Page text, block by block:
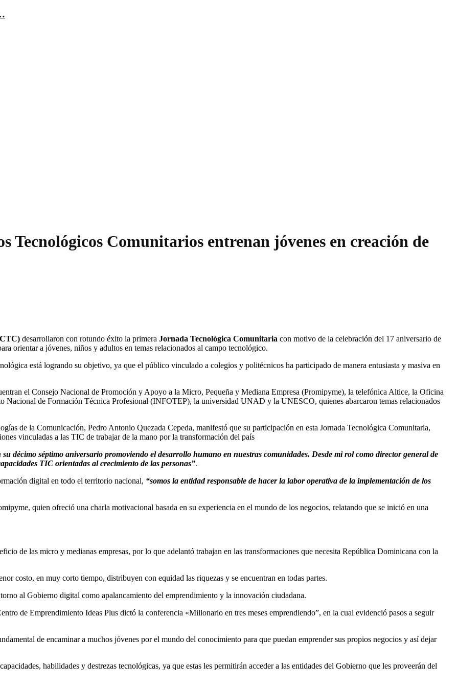
Tecnológicos Comunitarios entrenan jóvenes en creación de
desarrollaron con rotundo éxito la primera Jornada Tecnológica Comunitaria con motivo de la celebración del 17 aniversario de
orientar a jóvenes, niños y adultos en temas relacionados al campo tecnológico.
está logrando su objetivo, ya que el público vinculado a colegios y politécnicos ha participado de manera entusiasta y masiva en
el Consejo Nacional de Promoción y Apoyo a la Micro, Pequeña y Mediana Empresa (Promipyme), la telefónica Altice, la Oficina
Nacional de Formación Técnica Profesional (INFOTEP), la universidad UNAD y la UNESCO, quienes abarcaron temas relacionados
de la Comunicación, Pedro Antonio Quezada Cepeda, manifestó que su participación en esta Jornada Tecnológica Comunitaria,
vinculadas a las TIC de trabajar de la mano por la transformación del país
décimo séptimo aniversario promoviendo el desarrollo humano en nuestras comunidades. Desde mi rol como director general de
TIC orientadas al crecimiento de las personas”.
digital en todo el territorio nacional, “somos la entidad responsable de hacer la labor operativa de la implementación de los
quien ofreció una charla motivacional basada en su experiencia en el mundo de los negocios, relatando que se inició en una
de las micro y medianas empresas, por lo que adelantó trabajan en las transformaciones que necesita República Dominicana con la
costo, en muy corto tiempo, distribuyen con equidad las riquezas y se encuentran en todas partes.
al Gobierno digital como apalancamiento del emprendimiento y la innovación ciudadana.
de Emprendimiento Ideas Plus dictó la conferencia «Millonario en tres meses emprendiendo”, en la cual evidenció pasos a seguir
de encaminar a muchos jóvenes por el mundo del conocimiento para que puedan emprender sus propios negocios y así dejar
habilidades y destrezas tecnológicas, ya que estas les permitirán acceder a las entidades del Gobierno que les proveerán del